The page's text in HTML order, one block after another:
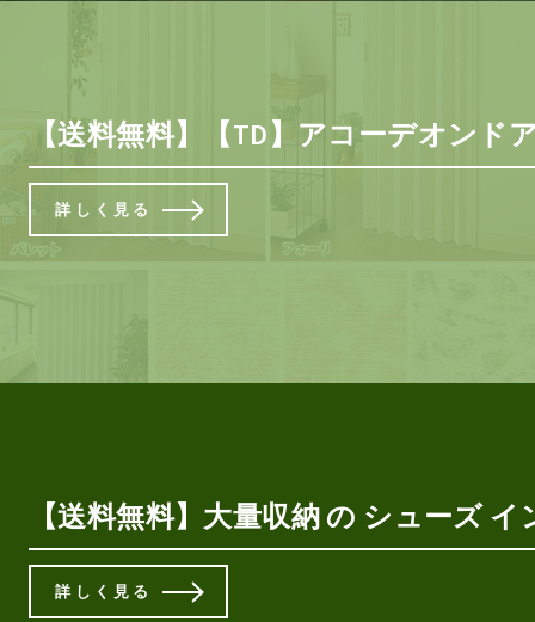
【送料無料】【TD】アコーデオンド
詳しく見る
【送料無料】大量収納 の シューズ
詳しく見る